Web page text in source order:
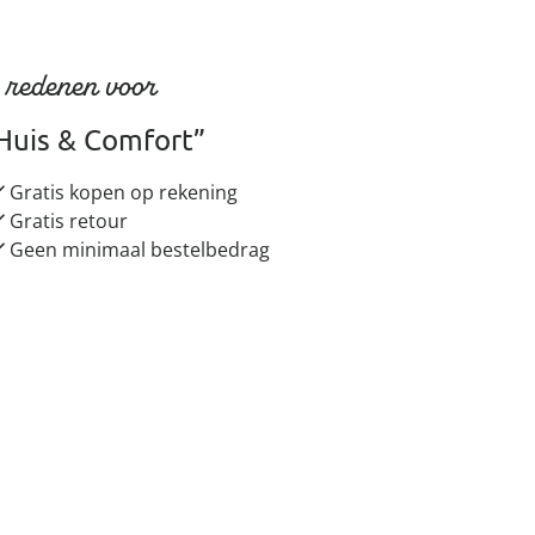
voor
& Comfort”
Gratis kopen op rekening
Gratis retour
Geen minimaal bestelbedrag